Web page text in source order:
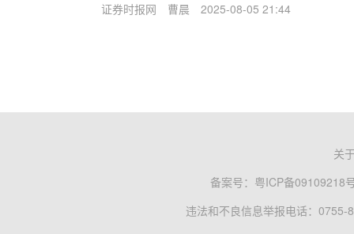
证券时报网 曹晨 2025-08-05 21:44
关
备案号： 粤ICP备09109218
违法和不良信息举报电话：0755-